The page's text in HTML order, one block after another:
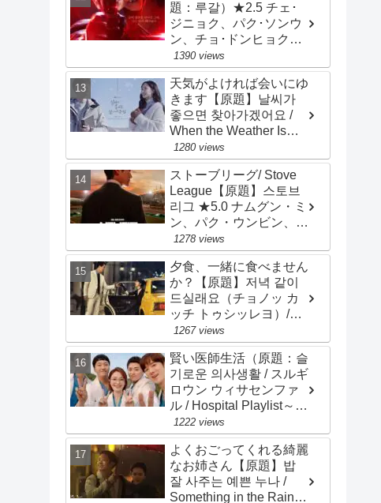
題：루갈）★2.5 チェ･
ジニョク、パク･ソンウ
ン、チョ･ドンヒョク、
チョン･ヘイン
1390 views
天気がよければ会いにゆ
きます【原題】날씨가
좋으면 찾아가겠어요 /
When the Weather Is
Fine）★2.8 ソ・ガンジ
ュン、パク・ミニョン
1280 views
ストーブリーグ/ Stove
League【原題】스토브
리그 ★5.0 ナムグン・ミ
ン、パク・ウンビン、
オ・ジョンセ、チョ・ビ
ョンギュ
1278 views
夕食、一緒に食べません
か？【原題】저녁 같이
드실래요（チョノッ カ
ッチ トゥシッレヨ）/
Dinner Mate ★3.2 ソン･
スンホン、ソ･ジヘ
1267 views
賢い医師生活（原題：슬
기로운 의사생활 / スルギ
ロウン ウィサセンファ
ル / Hospital Playlist～
Wise Doctor Life）★4.0
チョ･ジョンソク、チョ
ン･ギョンホ、ユ･ヨンソ
ク
1222 views
よくおごってくれる綺麗
なお姉さん【原題】밥
잘 사주는 예쁜 누나 /
Something in the Rain～